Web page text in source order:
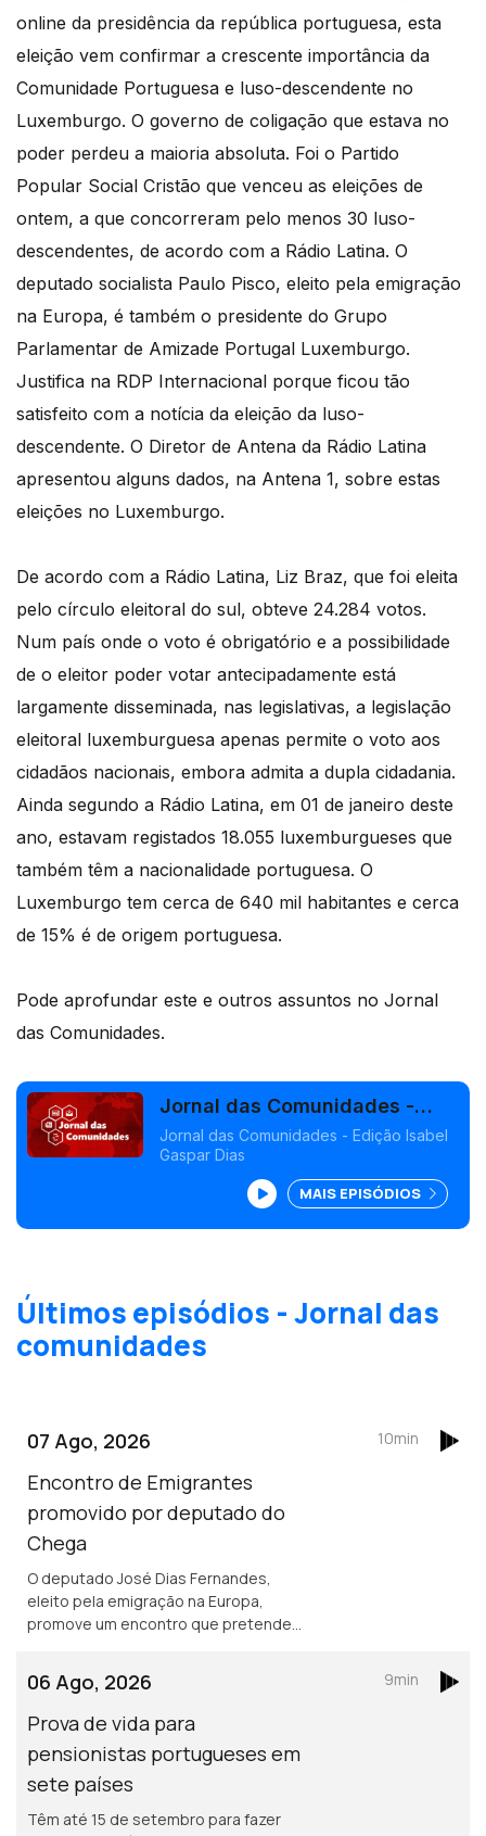
online da presidência da república portuguesa, esta
eleição vem confirmar a crescente importância da
Comunidade Portuguesa e luso-descendente no
Luxemburgo. O governo de coligação que estava no
poder perdeu a maioria absoluta. Foi o Partido
Popular Social Cristão que venceu as eleições de
ontem, a que concorreram pelo menos 30 luso-
descendentes, de acordo com a Rádio Latina. O
deputado socialista Paulo Pisco, eleito pela emigração
na Europa, é também o presidente do Grupo
Parlamentar de Amizade Portugal Luxemburgo.
Justifica na RDP Internacional porque ficou tão
satisfeito com a notícia da eleição da luso-
descendente. O Diretor de Antena da Rádio Latina
apresentou alguns dados, na Antena 1, sobre estas
eleições no Luxemburgo.
De acordo com a Rádio Latina, Liz Braz, que foi eleita
pelo círculo eleitoral do sul, obteve 24.284 votos.
Num país onde o voto é obrigatório e a possibilidade
de o eleitor poder votar antecipadamente está
largamente disseminada, nas legislativas, a legislação
eleitoral luxemburguesa apenas permite o voto aos
cidadãos nacionais, embora admita a dupla cidadania.
Ainda segundo a Rádio Latina, em 01 de janeiro deste
ano, estavam registados 18.055 luxemburgueses que
também têm a nacionalidade portuguesa. O
Luxemburgo tem cerca de 640 mil habitantes e cerca
de 15% é de origem portuguesa.
Pode aprofundar este e outros assuntos no Jornal
das Comunidades.
Jornal das Comunidades -
Edição Isabel Gaspar Dias
Jornal das Comunidades - Edição Isabel
Gaspar Dias
MAIS EPISÓDIOS
Últimos episódios - Jornal das
comunidades
07 Ago, 2026
Encontro de Emigrantes
promovido por deputado do
Chega
O deputado José Dias Fernandes,
eleito pela emigração na Europa,
promove um encontro que pretende
emigrantes de Fafe.
10min
06 Ago, 2026
Prova de vida para
pensionistas portugueses em
sete países
Têm até 15 de setembro para fazer
9min